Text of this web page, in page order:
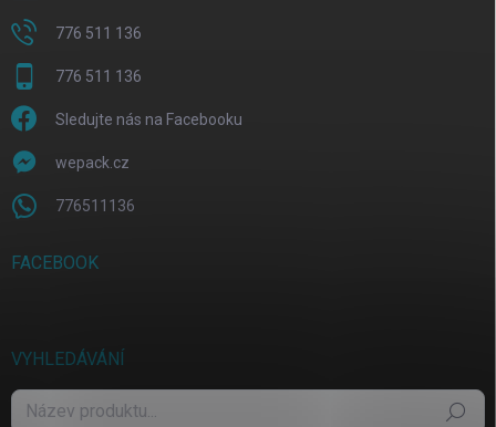
776 511 136
776 511 136
Sledujte nás na Facebooku
wepack.cz
776511136
FACEBOOK
VYHLEDÁVÁNÍ
Hledat